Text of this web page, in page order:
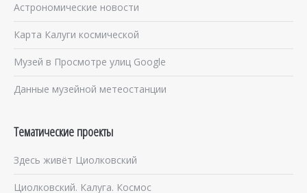
Астрономические новости
Карта Калуги космической
Музей в Просмотре улиц Google
Данные музейной метеостанции
Тематические проекты
Здесь живёт Циолковский
Циолковский. Калуга. Космос